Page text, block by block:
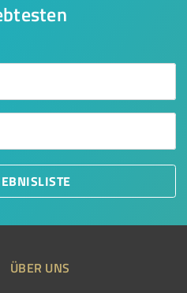
ÜBER UNS